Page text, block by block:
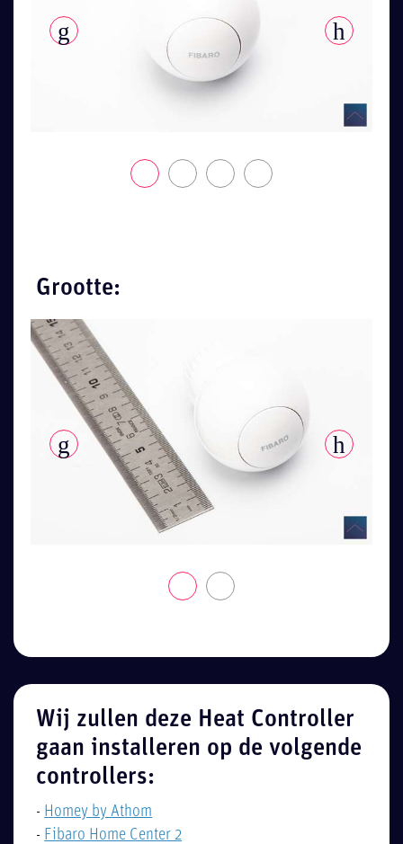
Grootte:
Wij zullen deze Heat Controller
gaan installeren op de volgende
controllers:
- Homey by Athom
- Fibaro Home Center 2